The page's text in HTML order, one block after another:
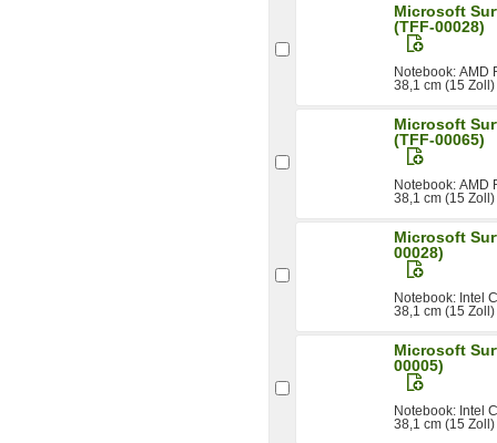
Microsoft
(TFF-00028)
Notebook: AMD
38,1 cm (15
Microsoft
(TFF-00065)
Notebook: AMD
38,1 cm (15
Microsoft
00028)
Notebook: Intel
38,1 cm (15
Microsoft
00005)
Notebook: Intel
38,1 cm (15